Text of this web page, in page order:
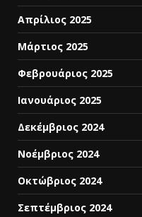
Απρίλιος 2025
Μάρτιος 2025
Φεβρουάριος 2025
Ιανουάριος 2025
Δεκέμβριος 2024
Νοέμβριος 2024
Οκτώβριος 2024
Σεπτέμβριος 2024